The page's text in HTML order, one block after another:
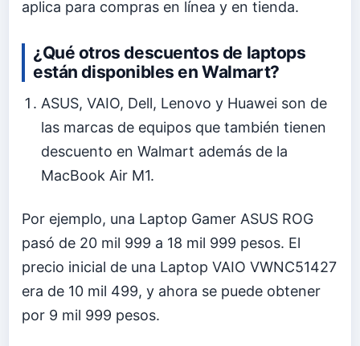
aplica para compras en línea y en tienda.
¿Qué otros descuentos de laptops
están disponibles en Walmart?
ASUS, VAIO, Dell, Lenovo y Huawei son de
las marcas de equipos que también tienen
descuento en Walmart además de la
MacBook Air M1.
Por ejemplo, una Laptop Gamer ASUS ROG
pasó de 20 mil 999 a 18 mil 999 pesos. El
precio inicial de una Laptop VAIO VWNC51427
era de 10 mil 499, y ahora se puede obtener
por 9 mil 999 pesos.